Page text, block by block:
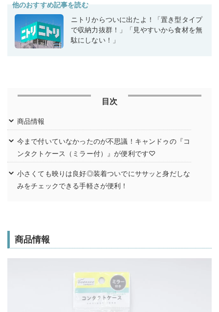
他のおすすめ記事を読む
ニトリからついに出たよ！「置き型タイプ
で収納力抜群！」「見やすいから食材を無
駄にしない！」
目次
商品情報
今まで付いていなかったのが不思議！キャンドゥの『コ
ンタクトケース（ミラー付）』が便利です♡
小さくても映りは良好◎装着ついでにササッと身だしな
みをチェックできる手軽さが便利！
商品情報